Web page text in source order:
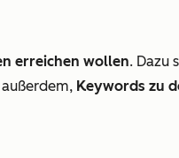
erreichen wollen. Dazu
Keywords zu